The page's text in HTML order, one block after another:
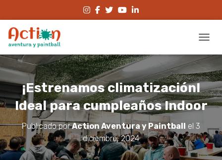
¡Estrenamos climatización!
Ideal para cumpleaños Indoor
Publicado porAction Aventura y Paintball el 3
diciembre, 2024